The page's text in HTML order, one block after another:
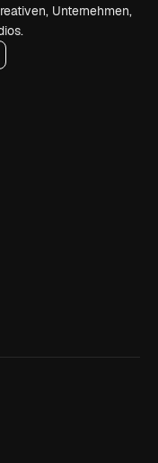
Unternehmen,